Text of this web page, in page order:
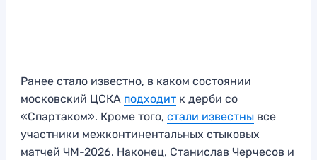
Ранее стало известно, в каком состоянии
московский ЦСКА подходит к дерби со
«Спартаком». Кроме того, стали известны все
участники межконтинентальных стыковых
матчей ЧМ-2026. Наконец, Станислав Черчесов и